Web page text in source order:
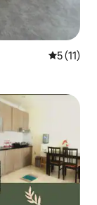
5 (11)